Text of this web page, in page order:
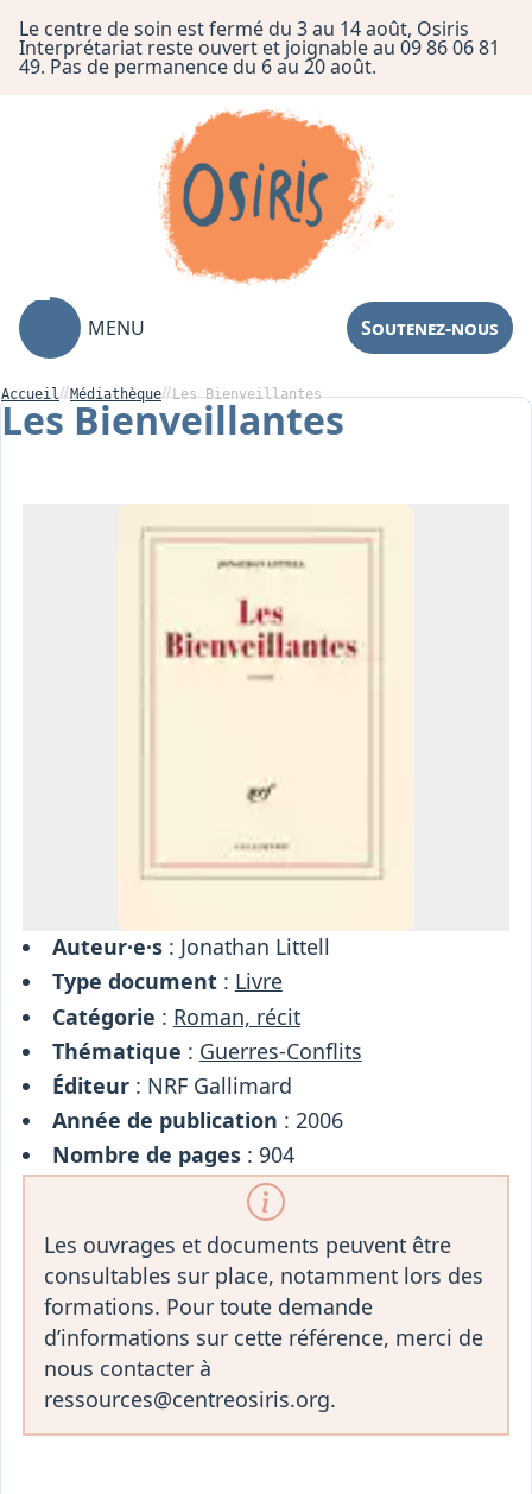
Le centre de soin est fermé du 3 au 14 août, Osiris
Interprétariat reste ouvert et joignable au 09 86 06 81
49. Pas de permanence du 6 au 20 août.
MENU Soutenez-nous
Centre de Soin
Accueil Médiathèque Les ​Bienveillantes
Les ​Bienveillantes
Auteur·e·s: Jonathan Littell
Type document: Livre
Catégorie : Roman, récit
Thématique : Guerres-Conflits
Éditeur: NRF Gallimard
Année de publication : 2006
Nombre de pages: 904
Les ouvrages et documents peuvent être
consultables sur place, notamment lors des
formations. Pour toute demande
d’informations sur cette référence, merci de
nous contacter à
ressources@centreosiris.org.